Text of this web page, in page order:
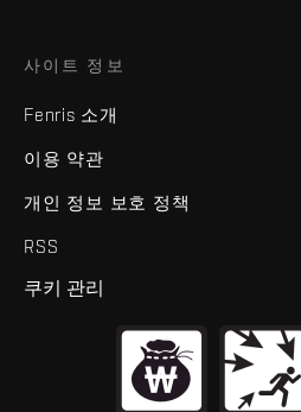
사이트 정보
Fenris 소개
이용 약관
개인 정보 보호 정책
RSS
쿠키 관리